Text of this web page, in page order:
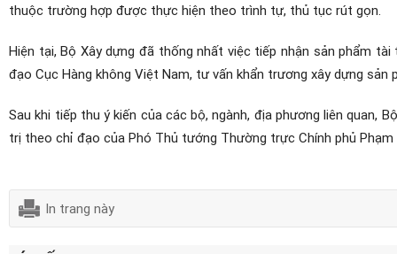
thuộc trường hợp được thực hiện theo trình tự, thủ tục rút gọn.
Hiện tại, Bộ Xây dựng đã thống nhất việc tiếp nhận sản phẩm
đạo Cục Hàng không Việt Nam, tư vấn khẩn trương xây dựng
Sau khi tiếp thu ý kiến của các bộ, ngành, địa phương liên quan,
trị theo chỉ đạo của Phó Thủ tướng Thường trực Chính phủ
In trang này